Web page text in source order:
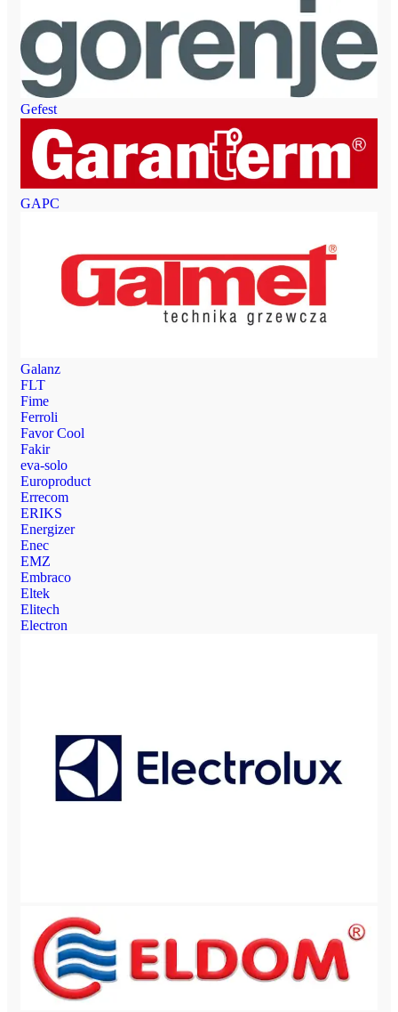
Gefest
GAPC
Galanz
FLT
Fime
Ferroli
Favor Cool
Fakir
eva-solo
Europroduct
Errecom
ERIKS
Energizer
Enec
EMZ
Embraco
Eltek
Elitech
Electron